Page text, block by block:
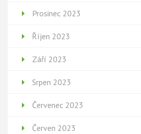
Prosinec 2023
Říjen 2023
Září 2023
Srpen 2023
Červenec 2023
Červen 2023